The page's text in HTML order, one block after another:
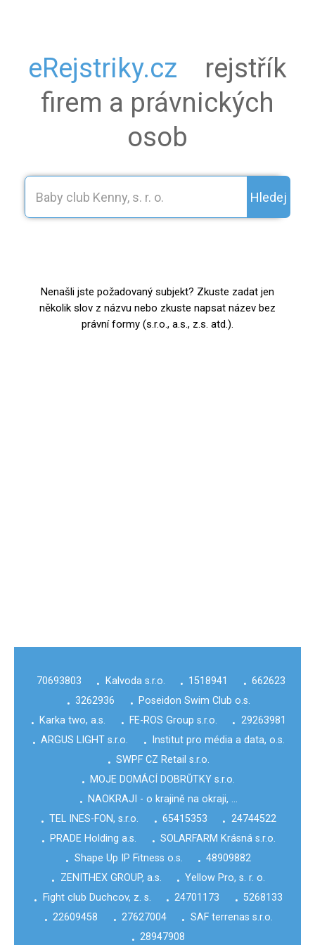
eRejstriky.cz
rejstřík
firem a právnických
osob
Hledej
Nenašli jste požadovaný subjekt? Zkuste zadat jen
několik slov z názvu nebo zkuste napsat název bez
právní formy (s.r.o., a.s., z.s. atd.).
70693803 • Kalvoda s.r.o. • 1518941 • 662623
• 3262936 • Poseidon Swim Club o.s.
• Karka two, a.s. • FE-ROS Group s.r.o. • 29263981
• ARGUS LIGHT s.r.o. •
Institut pro média a data, o.s.
• SWPF CZ Retail s.r.o.
• MOJE DOMÁCÍ DOBRŮTKY s.r.o.
• NAOKRAJI - o krajině na okraji, …
• TEL INES-FON, s.r.o. • 65415353 • 24744522
• PRADE Holding a.s. • SOLARFARM Krásná s.r.o.
• Shape Up IP Fitness o.s. • 48909882
• ZENITHEX GROUP, a.s. • Yellow Pro, s. r. o.
•
Fight club Duchcov, z. s. • 24701173 • 5268133
• 22609458 • 27627004 • SAF terrenas s.r.o.
• 28947908